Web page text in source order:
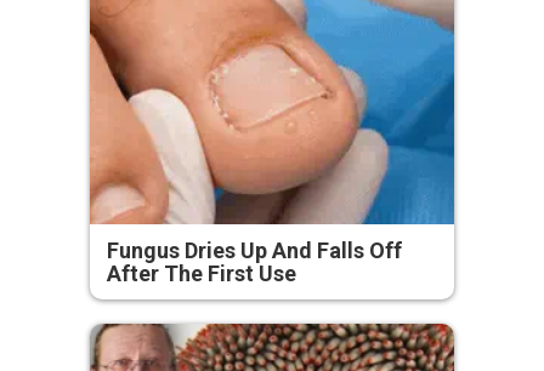
Fungus Dries Up And Falls Off
After The First Use